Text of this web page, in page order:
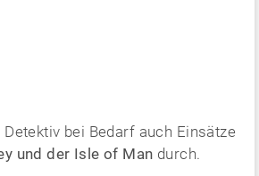
bei Bedarf auch Einsätze
und der Isle of Man durch.